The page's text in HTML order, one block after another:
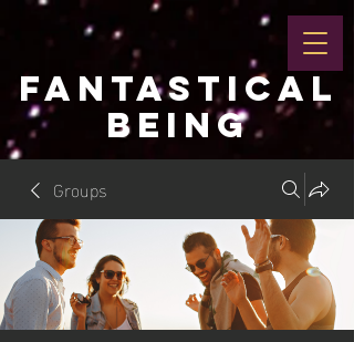
FANTASTICAL
BEING
Groups